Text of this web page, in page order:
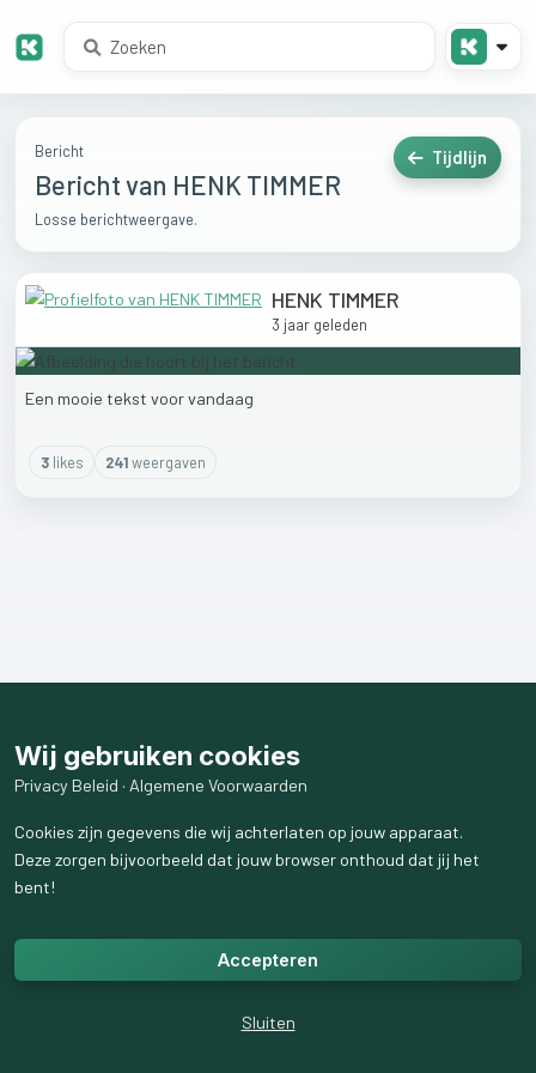
Bericht
Bericht van HENK TIMMER
Losse berichtweergave.
Tijdlijn
HENK TIMMER
3 jaar geleden
Een mooie tekst voorvandaag
3likes 241weergaven
Wij gebruiken cookies
Privacy Beleid · Algemene Voorwaarden
Cookies zijn gegevens die wij achterlaten op jouw apparaat.
Deze zorgen bijvoorbeeld dat jouw browser onthoud dat jij het
bent!
Accepteren
Sluiten